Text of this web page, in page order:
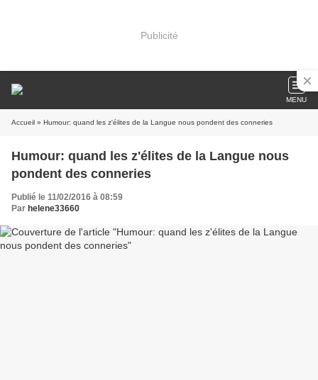
Publicité
MENU
Accueil » Humour: quand les z'élites de la Langue nous pondent des conneries
Humour: quand les z'élites de la Langue nous
pondent des conneries
Publié le 11/02/2016 à 08:59
Par helene33660